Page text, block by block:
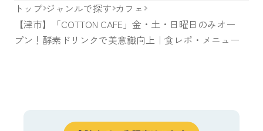
トップ ジャンルで探す カフェ
【津市】「COTTON CAFE」金・土・日曜日のみオー
プン！酵素ドリンクで美意識向上｜食レポ・メニュー